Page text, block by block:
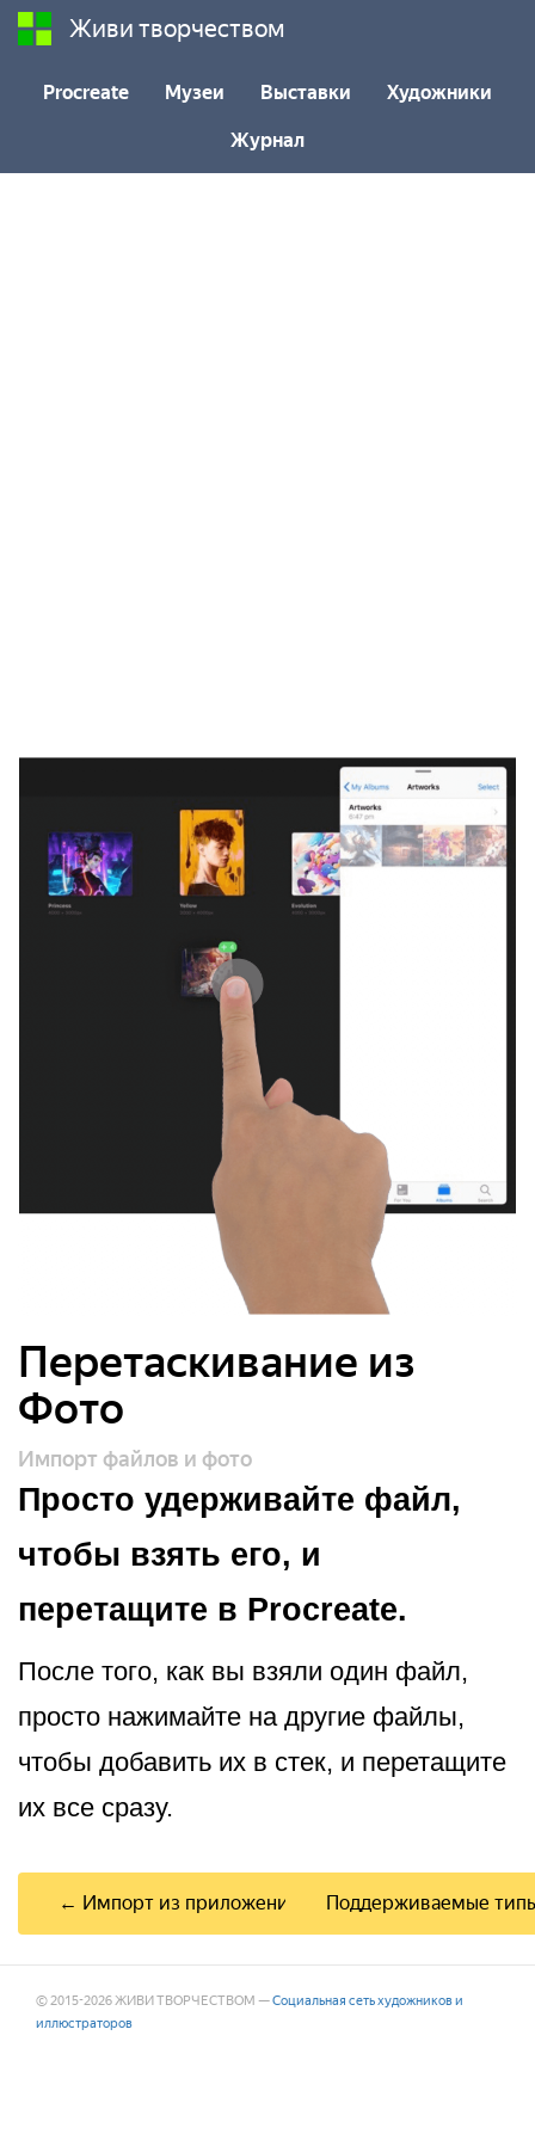
Живи творчеством
Procreate Музеи Выставки Художники
Журнал
Перетаскивание из
Фото
Импорт файлов и фото
Просто удерживайте файл,
чтобы взять его, и
перетащите в Procreate.
После того, как вы взяли один файл,
просто нажимайте на другие файлы,
чтобы добавить их в стек, и перетащите
их все сразу.
← Импорт из приложения «Фото»Поддерживаемые
© 2015-2026 ЖИВИ ТВОРЧЕСТВОМ —Социальная сеть художников и
иллюстраторов